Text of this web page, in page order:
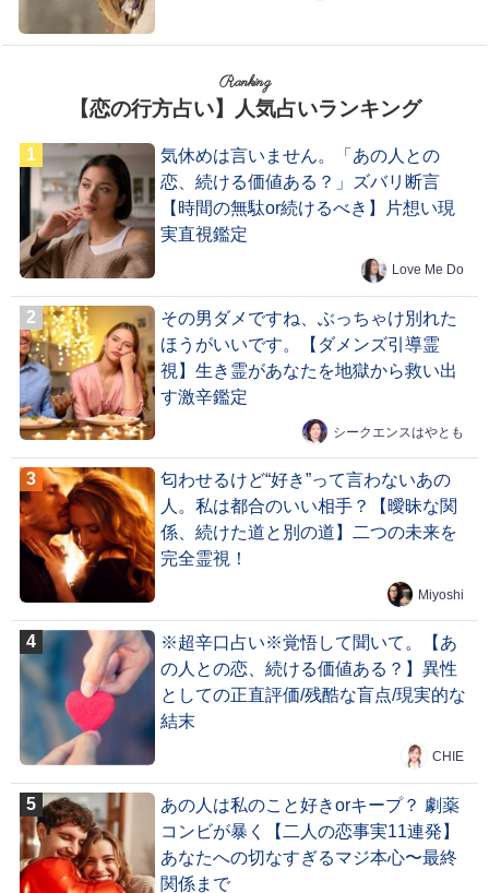
Ranking
【恋の行方占い】人気占いランキング
気休めは言いません。「あの人との
恋、続ける価値ある？」ズバリ断言
【時間の無駄or続けるべき】片想い現
実直視鑑定
Love Me Do
その男ダメですね、ぶっちゃけ別れた
ほうがいいです。【ダメンズ引導霊
視】生き霊があなたを地獄から救い出
す激辛鑑定
シークエンスはやとも
匂わせるけど“好き”って言わないあの
人。私は都合のいい相手？【曖昧な関
係、続けた道と別の道】二つの未来を
完全霊視！
Miyoshi
※超辛口占い※覚悟して聞いて。【あ
の人との恋、続ける価値ある？】異性
としての正直評価/残酷な盲点/現実的な
結末
CHIE
あの人は私のこと好きorキープ？ 劇薬
コンビが暴く【二人の恋事実11連発】
あなたへの切なすぎるマジ本心〜最終
関係まで